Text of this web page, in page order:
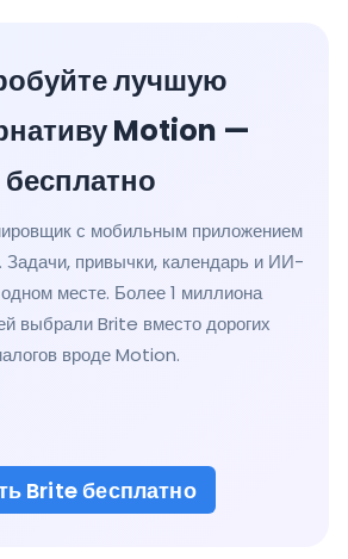
лучшую
Motion —
бесплатно
с мобильным приложением
привычки, календарь и ИИ-
месте. Более 1 миллиона
выбрали Brite вместо дорогих
вроде Motion.
Brite бесплатно